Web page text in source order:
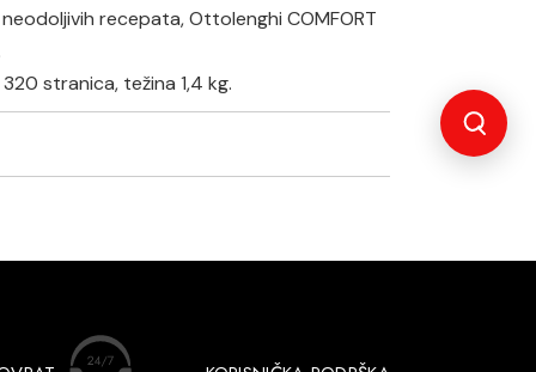
recepata, Ottolenghi COMFORT
stranica, težina 1,4 kg.